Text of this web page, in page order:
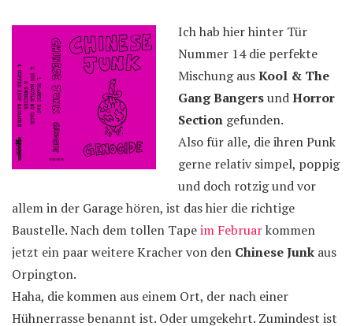
Ich hab hier hinter Tür
Nummer 14 die perfekte
Mischung ausKool & The
Gang BangersundHorror
Section gefunden.
Also für alle, die ihren Punk
gerne relativ simpel, poppig
und doch rotzig und vor
allem in der Garage hören, ist das hier die richtige
Baustelle. Nach dem tollen Tapeim Februarkommen
jetzt ein paar weitere Kracher von den Chinese Junk aus
Orpington.
Haha, die kommen aus einem Ort, der nach einer
Hühnerrasse benannt ist. Oder umgekehrt. Zumindest ist